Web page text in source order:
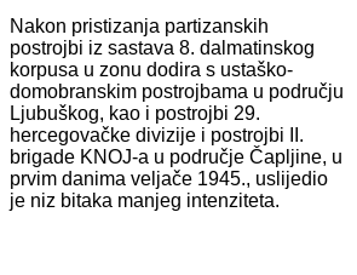
Nakon pristizanja partizanskih
postrojbi iz sastava 8. dalmatinskog
korpusa u zonu dodira s ustaško-
domobranskim postrojbama u području
Ljubuškog, kao i postrojbi 29.
hercegovačke divizije i postrojbi II.
brigade KNOJ-a u područje Čapljine, u
prvim danima veljače 1945., uslijedio
je niz bitaka manjeg intenziteta.